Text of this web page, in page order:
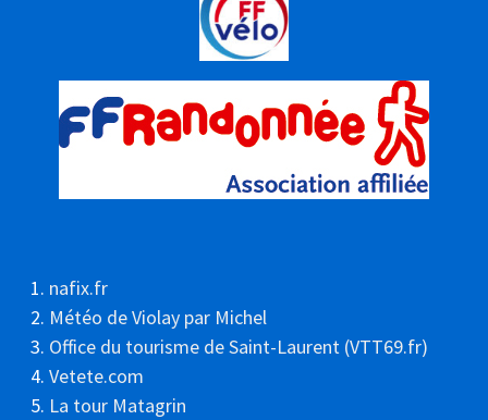
nafix.fr
Météo de Violay par Michel
Office du tourisme de Saint-Laurent (VTT69.fr)
Vetete.com
La tour Matagrin